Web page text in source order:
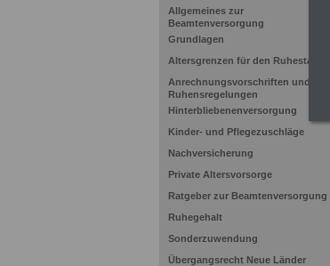
Allgemeines zur
Beamtenversorgung
Grundlagen
Altersgrenzen für den Ruhestand
Anrechnungsvorschriften und
Ruhensregelungen
Hinterbliebenenversorgung
Kinder- und Pflegezuschläge
Nachversicherung
Private Altersvorsorge
Ratgeber zur Beamtenversorgung
Ruhegehalt
Sonderzuwendung
Übergangsrecht Neue Länder